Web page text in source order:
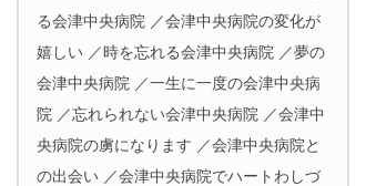
る会津中央病院 ／会津中央病院の変化が
嬉しい ／時を忘れる会津中央病院 ／夢の
会津中央病院 ／一生に一度の会津中央病
院 ／忘れられない会津中央病院 ／会津中
央病院の虜になります ／会津中央病院と
の出会い ／会津中央病院でハートわしづ